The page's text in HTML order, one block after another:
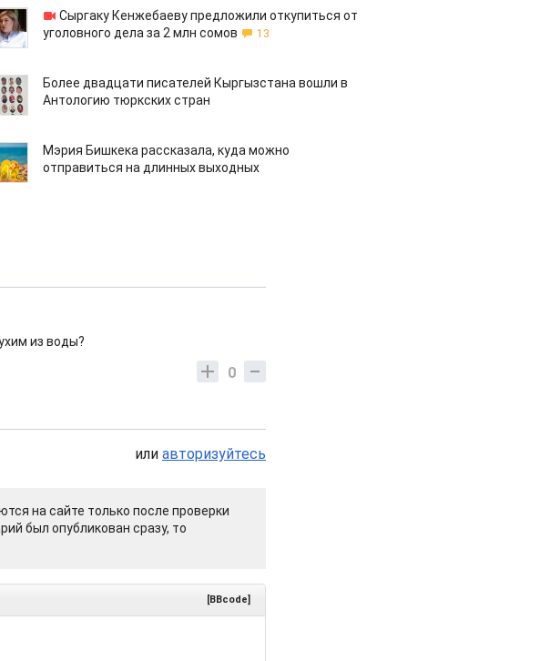
Сыргаку Кенжебаеву предложили откупиться от
уголовного дела за 2 млн сомов
13
Более двадцати писателей Кыргызстана вошли в
Антологию тюркских стран
Мэрия Бишкека рассказала, куда можно
отправиться на длинных выходных
из воды?
0
или авторизуйтесь
на сайте только после проверки
был опубликован сразу, то
[BBcode]